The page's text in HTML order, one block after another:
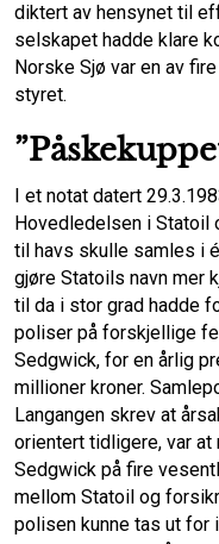
diktert av hensynet til
selskapet hadde klare
Norske Sjø var en av
styret.
I et notat datert
Hovedledelsen i
til havs skulle samles i
gjøre Statoils navn mer
til da i stor grad hadde
poliser på forskjellige
Sedgwick, for en årlig
millioner kroner.
Langangen skrev at
orientert tidligere, var
Sedgwick på fire
mellom Statoil og
polisen kunne tas ut for